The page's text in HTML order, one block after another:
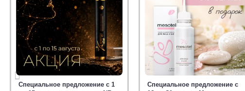
Специальное предложение с 1
Специальное предложение с